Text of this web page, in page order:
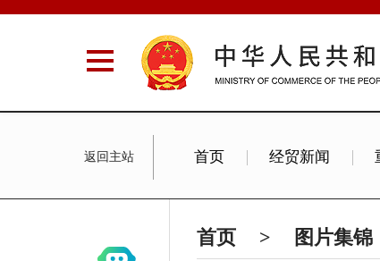
返回主站 首页 经贸新闻
Commercial News
首页 > 图片集锦